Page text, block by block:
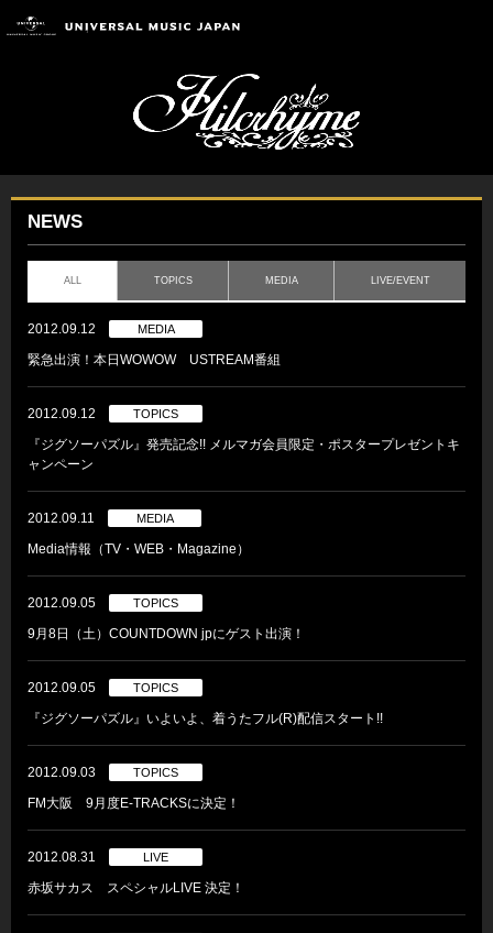
NEWS
ALL TOPICS MEDIA LIVE/EVENT
2012.09.12 MEDIA
緊急出演！本日WOWOW USTREAM番組
2012.09.12 TOPICS
『ジグソーパズル』発売記念!! メルマガ会員限定・ポスタープレゼントキ
ャンペーン
2012.09.11 MEDIA
Media情報（TV・WEB・Magazine）
2012.09.05 TOPICS
9月8日（土）COUNTDOWN jpにゲスト出演！
2012.09.05 TOPICS
『ジグソーパズル』いよいよ、着うたフル(R)配信スタート!!
2012.09.03 TOPICS
FM大阪 9月度E-TRACKSに決定！
2012.08.31 LIVE
赤坂サカス スペシャルLIVE 決定！